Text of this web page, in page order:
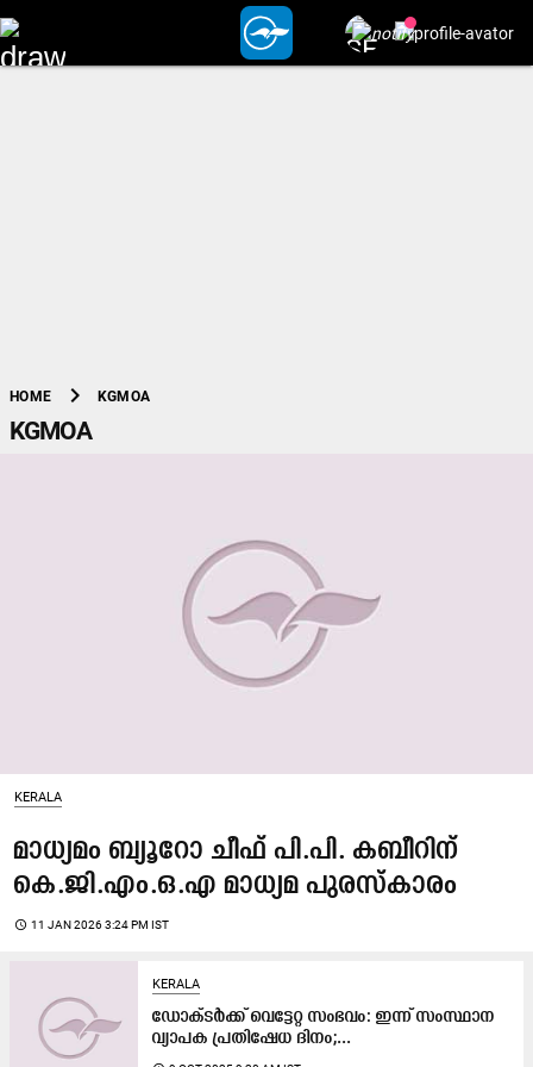
HOME chevron_right KGMOA
KGMOA
KERALA
മാധ്യമം ബ്യൂറോ ചീഫ് പി.പി. കബീറിന്
കെ.ജി.എം.ഒ.എ മാധ്യമ പുരസ്കാരം
access_time 11 JAN 2026 3:24 PM IST
KERALA
ഡോക്ടർക്ക് വെട്ടേറ്റ സംഭവം: ഇന്ന്​ സംസ്ഥാന
വ്യാപക പ്രതിഷേധ ദിനം;...